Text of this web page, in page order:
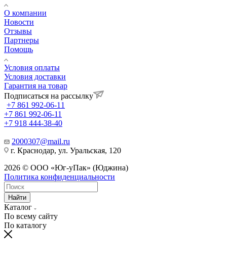
О компании
Новости
Отзывы
Партнеры
Помощь
Условия оплаты
Условия доставки
Гарантия на товар
Подписаться на рассылку
+7 861 992-06-11
+7 861 992-06-11
+7 918 444-38-40
2000307@mail.ru
г. Краснодар, ул. Уральская, 120
2026 © ООО «Юг-уПак» (Юджина)
Политика конфиденциальности
Найти
Каталог
По всему сайту
По каталогу